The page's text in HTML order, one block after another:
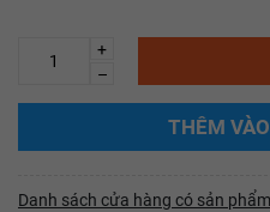
+
–
THÊM
Danh sách cửa hàng có sản